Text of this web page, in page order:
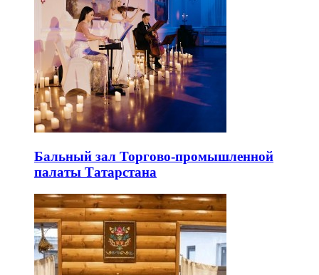
Бальный зал Торгово-промышленной
палаты Татарстана